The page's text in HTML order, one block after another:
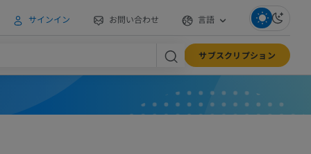
サインイン お問い合わせ 言語
サブスクリプション